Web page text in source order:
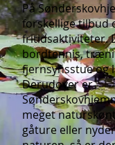
På
forskellige tilbud
fritidsaktiviteter.
bordtennis,
fjernsynsstue
Derudover er
meget
gåture eller